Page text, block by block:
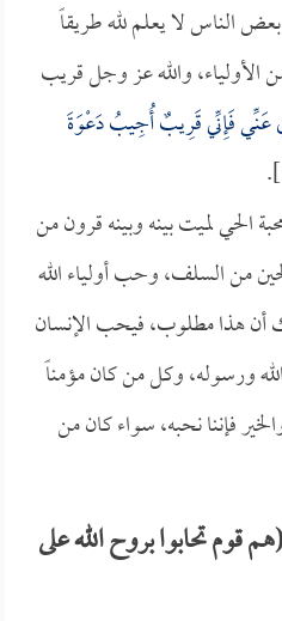
الناس لا يعلم لله طريقاً
والله عز وجل قريب
عَنِّي فَإِنِّي قَرِيبٌ أُجِيبُ دَعْوَةَ
الحي لميت بينه وبينه قرون من
من السلف، وحب أولياء الله
أن هذا مطلوب، فيحب الإنسان
ورسوله، وكل من كان مؤمناً
فإننا نحبه، سواء كان من
تحابوا بروح الله على